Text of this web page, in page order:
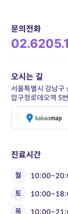
문의전화
진료시간
월
토
목
오시는 길
서울특별시 강남구
압구정로데오역 5